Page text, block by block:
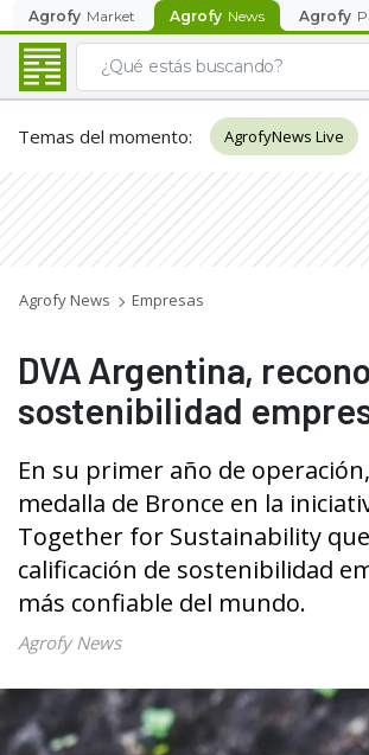
Agrofy Market Agrofy News Agrofy
Temas del momento: AgrofyNews Live
Agrofy News Empresas
DVA Argentina,
sostenibilidad
En su primer año de
medalla de Bronce en la
Together for Sustainability
calificación de sostenibilidad
más confiable del mundo.
Agrofy News